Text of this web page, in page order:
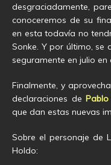
desgraciadamente,
conoceremos de su
en esta todavía no
Sonke. Y por último, se
seguramente en julio en
Finalmente, y
declaraciones de
que dan estas nuevas
Sobre el personaje de
Holdo: